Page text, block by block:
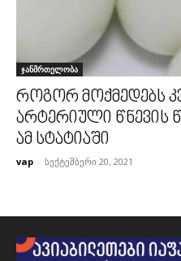
ჯანმრთელობა
როგორ მოქმედებს
არტერიული წნევის
ამ სტატიაში
vap - სექტემბერი 20, 2021